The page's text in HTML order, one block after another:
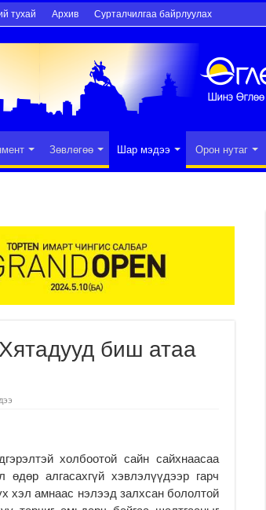
тухай Архив Сурталчилгаа байрлуулах
Зөвлөгөө Шар мэдээ Орон нутаг
биш атаа
холбоотой сайн сайхнаасаа
алгасахгүй хэвлэлүүдээр гарч
хэл амнаас нэлээд залхсан бололтой